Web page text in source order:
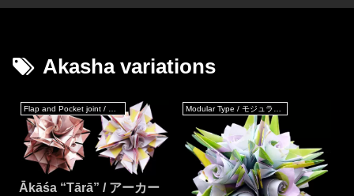
Akasha variations
Ākāśa “Tārā” / アーカー